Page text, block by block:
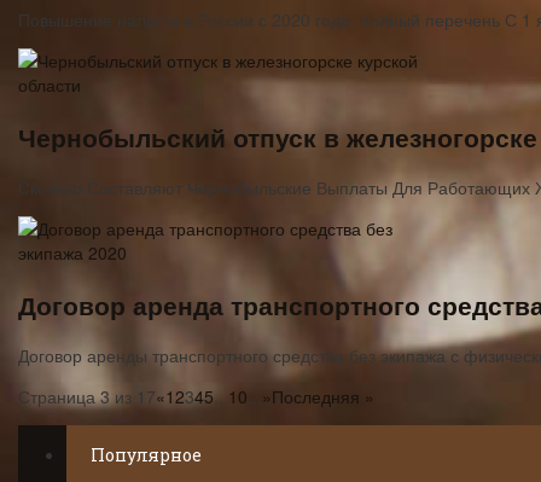
Повышение налогов в России с 2020 года: полный перечень С
Чернобыльский отпуск в
Сколько Составляют Чернобыльские Выплаты Для
Договор аренда транспортного
Договор аренды транспортного средства без экипажа с
Страница 3 из 17«12345... 10 »Последняя »
Популярное